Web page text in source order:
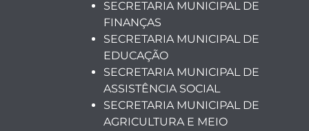
SECRETARIA MUNICIPAL DE
FINANÇAS
SECRETARIA MUNICIPAL DE
EDUCAÇÃO
SECRETARIA MUNICIPAL DE
ASSISTÊNCIA SOCIAL
SECRETARIA MUNICIPAL DE
AGRICULTURA E MEIO